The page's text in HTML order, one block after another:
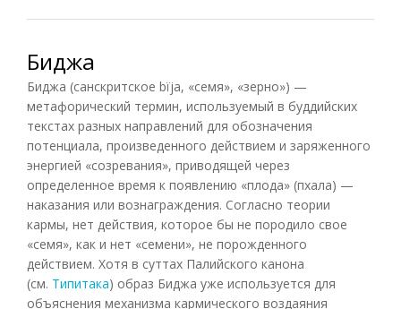
Биджа
Биджа (санскритское bïja, «семя», «зерно») —
метафорический термин, используемый в буддийских
текстах разных направлений для обозначения
потенциала, произведенного действием и заряженного
энергией «созревания», приводящей через
определенное время к появлению «плода» (пхала) —
наказания или вознаграждения. Согласно теории
кармы, нет действия, которое бы не породило свое
«семя», как и нет «семени», не порожденного
действием. Хотя в суттах Палийского канона
(см. Типитака) образ Биджа уже используется для
объяснения механизма кармического воздаяния